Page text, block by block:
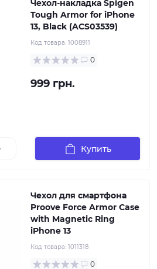
Чехол-накладка Spigen
Tough Armor for iPhone
13, Black (ACS03539)
Код товара: 1008911
0
999 грн.
Купить
Чехол для смартфона
Proove Force Armor Case
with Magnetic Ring
iPhone 13
Код товара: 1011318
0